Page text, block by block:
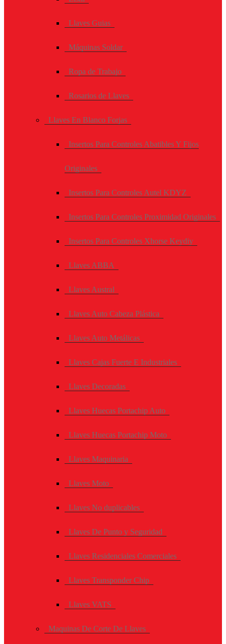
Llaves Guias
Máquinas Soldar
Ropa de Trabajo
Rosarios de Llaves
Llaves En Blanco Forjas
Insertos Para Controles Abatibles Y Fijos
Originales
Insertos Para Controles Autel KDYZ
Insertos Para Controles Proximidad Originales
Insertos Para Controles Xhorse Keydiy
Llaves ABBA
Llaves Austral
Llaves Auto Cabeza Plástica
Llaves Auto Metálicas
Llaves Cajas Fuerte E Industriales
Llaves Decoradas
Llaves Huecas Portachip Auto
Llaves Huecas Portachip Moto
Llaves Maquinaria
Llaves Moto
Llaves No duplicables
Llaves De Punto y Seguridad
Llaves Residenciales Comerciales
Llaves Transponder Chip
Llaves VATS
Maquinas De Corte De Llaves